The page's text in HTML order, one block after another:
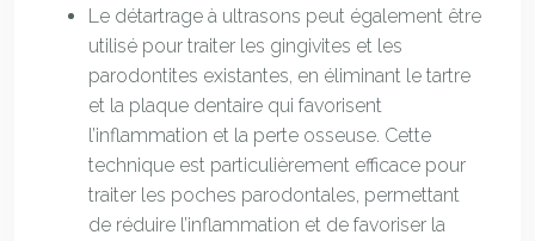
Le détartrage à ultrasons peut également être
utilisé pour traiter les gingivites et les
parodontites existantes, en éliminant le tartre
et la plaque dentaire qui favorisent
l’inflammation et la perte osseuse. Cette
technique est particulièrement efficace pour
traiter les poches parodontales, permettant
de réduire l’inflammation et de favoriser la